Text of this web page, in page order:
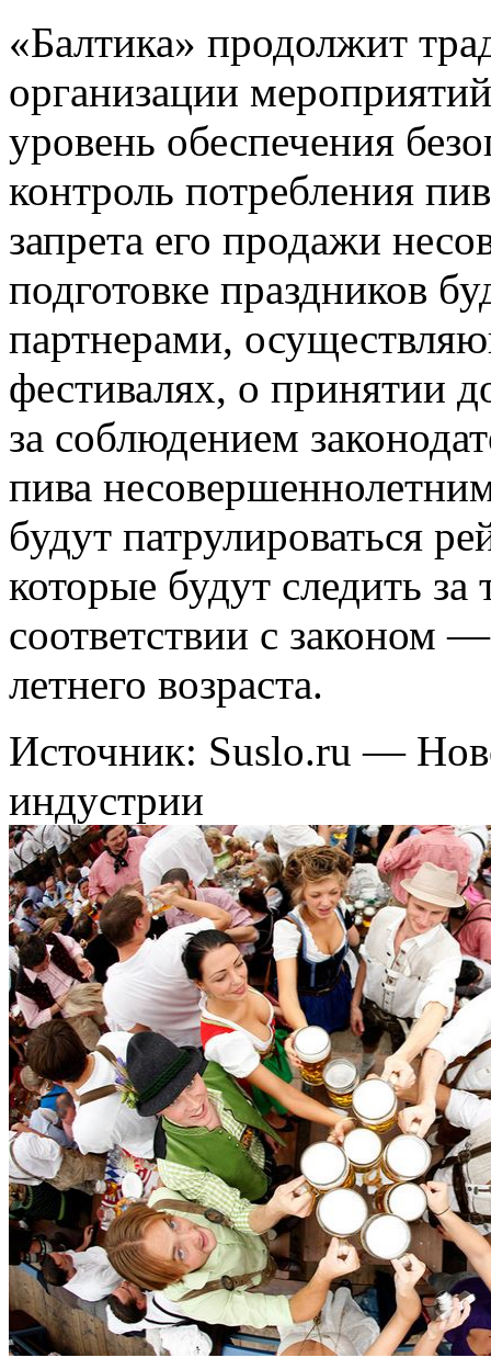
«Балтика» продолжит
организации
уровень обеспечения
контроль потребления
запрета его продажи
подготовке праздников
партнерами,
фестивалях, о принятии
за соблюдением
пива
будут патрулироваться
которые будут следить
соответствии с законом
летнего возраста.
Источник: Suslo.ru —
индустрии